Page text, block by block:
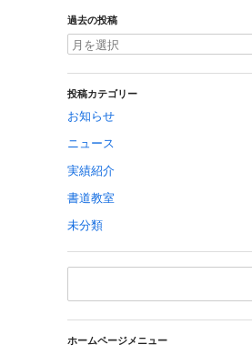
過去の投稿
投稿カテゴリー
お知らせ
ニュース
実績紹介
書道教室
未分類
ホームページメニュー